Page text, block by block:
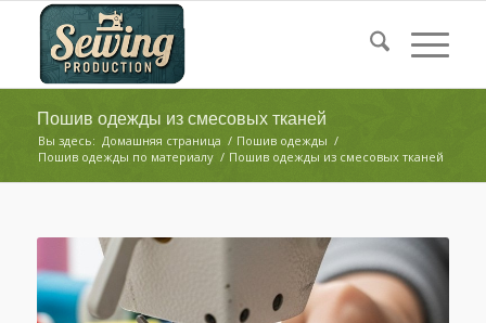
Пошив одежды из смесовых тканей
Вы здесь: Домашняя страница / Пошив одежды /
Пошив одежды по материалу / Пошив одежды из смесовых тканей